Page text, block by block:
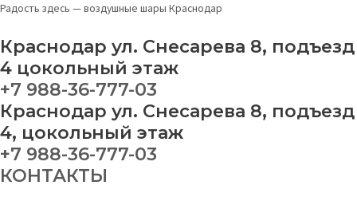
Перейти
содержимому
Радость здесь — воздушные шары Краснодар
Краснодар ул. Снесарева 8, подъезд
4 цокольный этаж
+7 988-36-777-03
Краснодар ул. Снесарева 8, подъезд
4, цокольный этаж
+7 988-36-777-03
КОНТАКТЫ
Звезда
quantity